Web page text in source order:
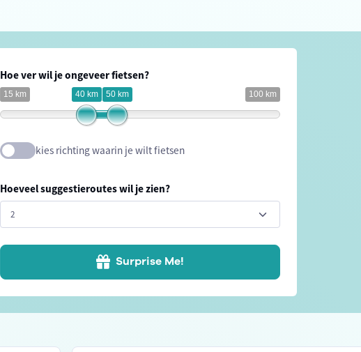
Hoe ver wil je ongeveer fietsen?
15 km 100 km
40 km 50 km
kies richting waarin je wilt fietsen
Hoeveel suggestieroutes wil je zien?
Surprise Me!